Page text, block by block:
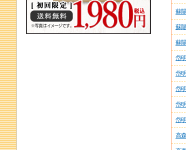
蘇
蘇
蘇
岱
岱
岱
岱
岱
高